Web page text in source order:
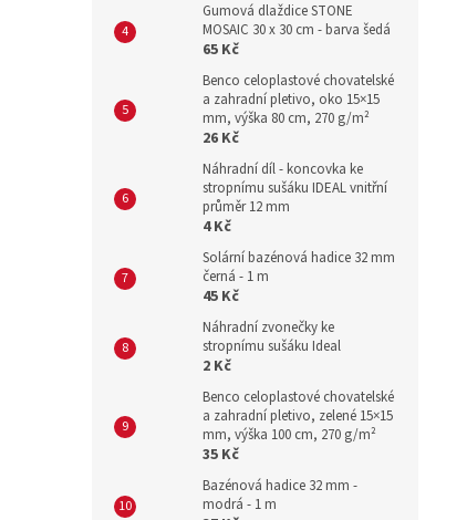
Gumová dlaždice STONE
MOSAIC 30 x 30 cm - barva šedá
65 Kč
Benco celoplastové chovatelské
a zahradní pletivo, oko 15×15
mm, výška 80 cm, 270 g/m²
26 Kč
Náhradní díl - koncovka ke
stropnímu sušáku IDEAL vnitřní
průměr 12 mm
4 Kč
Solární bazénová hadice 32 mm
černá - 1 m
45 Kč
Náhradní zvonečky ke
stropnímu sušáku Ideal
2 Kč
Benco celoplastové chovatelské
a zahradní pletivo, zelené 15×15
mm, výška 100 cm, 270 g/m²
35 Kč
Bazénová hadice 32 mm -
modrá - 1 m